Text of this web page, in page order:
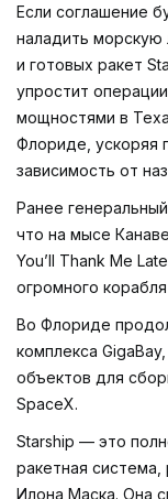
Если соглашение
наладить морскую
и готовых ракет
упростит
мощностями в
Флориде, ускоряя
зависимость от
Ранее
что на мысе
You’ll Thank Me
огромного
Во Флориде
комплекса
объектов для
SpaceX.
Starship — это
ракетная
Илона Маска. Она